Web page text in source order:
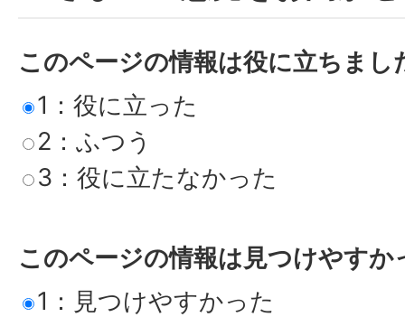
このページの情報は役に立ちまし
1：役に立った
2：ふつう
3：役に立たなかった
このページの情報は見つけやすか
1：見つけやすかった